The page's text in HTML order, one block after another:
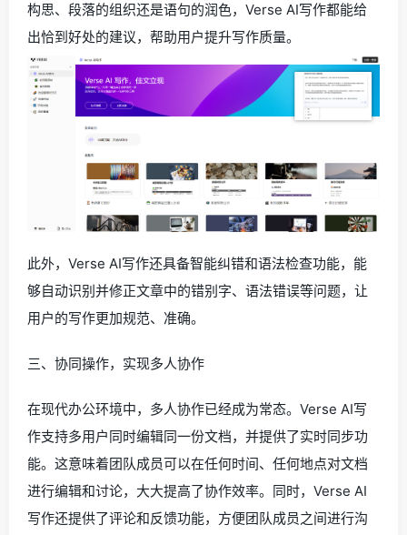
构思、段落的组织还是语句的润色，Verse AI写作都能给
出恰到好处的建议，帮助用户提升写作质量。
此外，Verse AI写作还具备智能纠错和语法检查功能，能
够自动识别并修正文章中的错别字、语法错误等问题，让
用户的写作更加规范、准确。
三、协同操作，实现多人协作
在现代办公环境中，多人协作已经成为常态。Verse AI写
作支持多用户同时编辑同一份文档，并提供了实时同步功
能。这意味着团队成员可以在任何时间、任何地点对文档
进行编辑和讨论，大大提高了协作效率。同时，Verse AI
写作还提供了评论和反馈功能，方便团队成员之间进行沟